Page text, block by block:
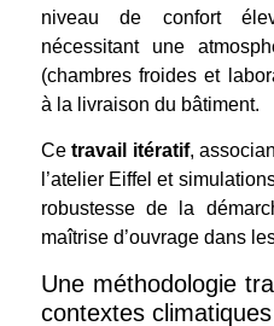
niveau de confort
nécessitant une
(chambres froides et
à la livraison du bâtiment.
Cetravail itératif,
l’atelier Eiffel et
robustesse de la
maîtrise d’ouvrage dans
Une méthodologie
contextes climatiques